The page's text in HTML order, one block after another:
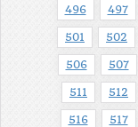
496 497
501 502
506 507
511 512
516 517